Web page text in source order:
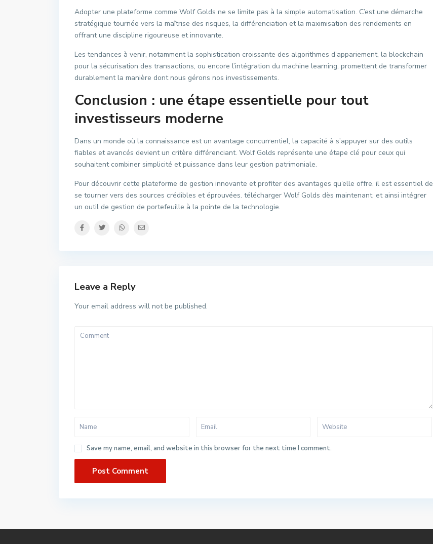
Adopter une plateforme comme Wolf Golds ne se limite pas à la simple automatisation. C’est une démarche
stratégique tournée vers la maîtrise des risques, la différenciation et la maximisation des rendements en
offrant une discipline rigoureuse et innovante.
Les tendances à venir, notamment la sophistication croissante des algorithmes d’appariement, la blockchain
pour la sécurisation des transactions, ou encore l’intégration du machine learning, promettent de transformer
durablement la manière dont nous gérons nos investissements.
Conclusion : une étape essentielle pour tout
investisseurs moderne
Dans un monde où la connaissance est un avantage concurrentiel, la capacité à s’appuyer sur des outils
fiables et avancés devient un critère différenciant. Wolf Golds représente une étape clé pour ceux qui
souhaitent combiner simplicité et puissance dans leur gestion patrimoniale.
Pour découvrir cette plateforme de gestion innovante et profiter des avantages qu’elle offre, il est essentiel de
se tourner vers des sources crédibles et éprouvées. télécharger Wolf Golds dès maintenant, et ainsi intégrer
un outil de gestion de portefeuille à la pointe de la technologie.
Leave a Reply
Your email address will not be published.
Save my name, email, and website in this browser for the next time I comment.